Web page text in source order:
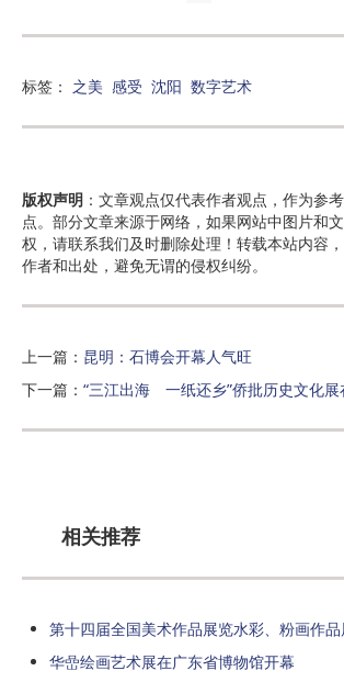
标签： 之美 感受 沈阳 数字艺术
版权声明 ：文章观点仅代表作者观点，作为参
点。部分文章来源于网络，如果网站中图片和
权，请联系我们及时删除处理！转载本站内容，
作者和出处，避免无谓的侵权纠纷。
上一篇： 昆明：石博会开幕人气旺
下一篇： “三江出海 一纸还乡”侨批历史文化展
相关推荐
第十四届全国美术作品展览水彩、粉画作
华嵒绘画艺术展在广东省博物馆开幕